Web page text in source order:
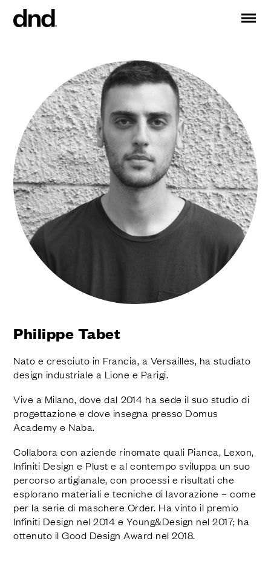
EN ES FR DE
PRODOTTI
TUTTI I PRODOTTI
Maniglie per porte
Maniglie per finestre
Maniglioni per porte e portoni
Maniglioni personalizzati
Pomoli per porte
Pomolini e accessori per mobili
Maniglie per porte scorrevoli
Maniglioni per alzante scorrevole
FINITURE
CONTATTI
Philippe Tabet
Nato e cresciuto in Francia, a Versailles, ha studiato
design industriale a Lione e Parigi.
Vive a Milano, dove dal 2014 ha sede il suo studio di
progettazione e dove insegna presso Domus
Academy e Naba.
Collabora con aziende rinomate quali Pianca, Lexon,
Infiniti Design e Plust e al contempo sviluppa un suo
percorso artigianale, con processi e risultati che
esplorano materiali e tecniche di lavorazione – come
per la serie di maschere Order. Ha vinto il premio
Infiniti Design nel 2014 e Young&Design nel 2017; ha
ottenuto il Good Design Award nel 2018.